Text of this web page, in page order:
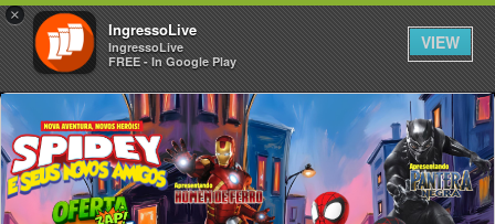
×
IngressoLive
IngressoLive
FREE - In Google Play
VIEW